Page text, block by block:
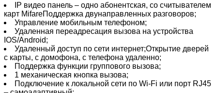
IP видео панель – одно абонентская, со считывателем
карт MifareПоддержка двунаправленных разговоров;
Управление мобильным телефоном;
Удаленная переадресация вызова на устройства
IOS/Android;
Удаленный доступ по сети интернет;Открытие дверей
с карты, с домофона, с телефона удаленно;
Поддержка функции группового вызова;
1 механическая кнопка вызова;
Подключение к локальной сети по Wi-Fi или порт RJ45